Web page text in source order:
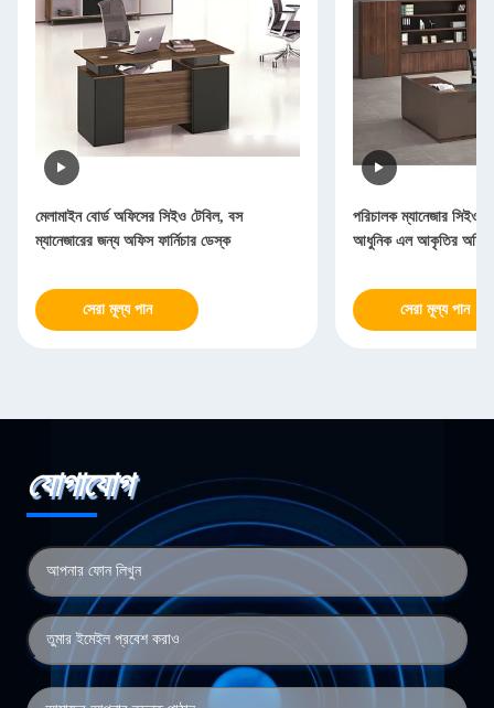
মেলামাইন বোর্ড অফিসের সিইও টেবিল, বস
ম্যানেজারের জন্য অফিস ফার্নিচার ডেস্ক
সেরা মূল্য পান
পরিচালক ম্যানেজার
আধুনিক এল আকৃতির
সেরা মূল্য পান
যোগাযোগ